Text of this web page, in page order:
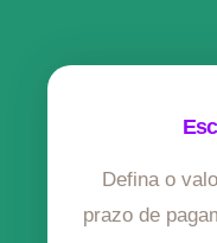
Defina o
prazo de